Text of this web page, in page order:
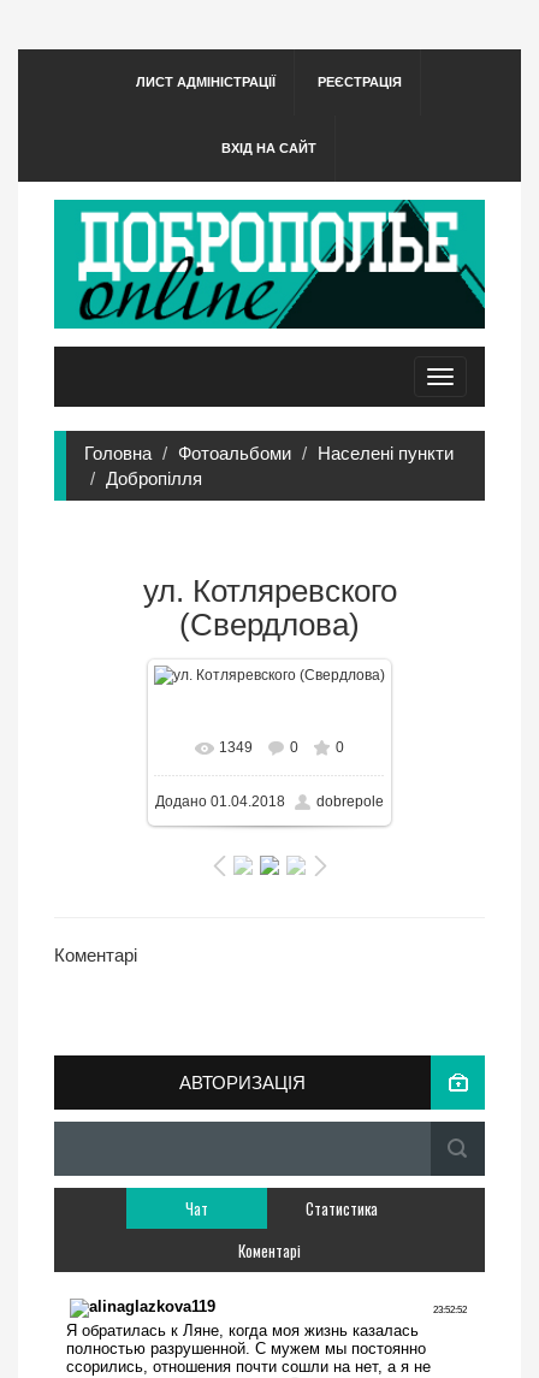
ЛИСТ АДМІНІСТРАЦІЇ РЕЄСТРАЦІЯ
ВХІД НА САЙТ
Toggle
navigation
Головна Фотоальбоми
Населені пункти
Добропілля
ул. Котляревского
(Свердлова)
650x487/ 159.6KB
1349 0 0
Додано 01.04.2018 dobrepole
Коментарі
АВТОРИЗАЦІЯ
Чат
Статистика
Коментарі